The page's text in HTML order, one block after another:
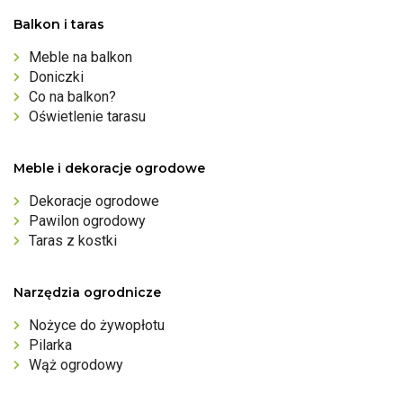
Balkon i taras
Meble na balkon
Doniczki
Co na balkon?
Oświetlenie tarasu
Meble i dekoracje ogrodowe
Dekoracje ogrodowe
Pawilon ogrodowy
Taras z kostki
Narzędzia ogrodnicze
Nożyce do żywopłotu
Pilarka
Wąż ogrodowy